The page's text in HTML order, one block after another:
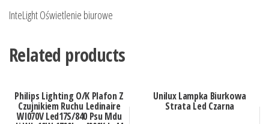
InteLight Oświetlenie biurowe
Related products
Philips Lighting O/K Plafon Z
Czujnikiem Ruchu Ledinaire
Wl070V Led17S/840 Psu Mdu
Unilux Lampka Biurkowa
Strata Led Czarna